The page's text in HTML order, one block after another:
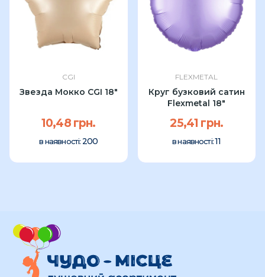
CGI
Звезда Мокко CGI 18"
10,48 грн.
в наявності: 200
FLEXMETAL
Круг бузковий сатин
Flexmetal 18"
25,41 грн.
в наявності:11